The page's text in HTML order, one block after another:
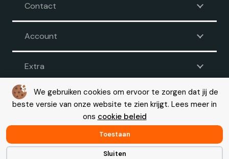
We gebruiken cookies om ervoor te zorgen dat jij de
beste versie van onze website te zien krijgt. Lees meer in
ons cookie beleid
Toestaan
Sluiten
Contact
Account
Extra
Voorwaarden|Disclaimer| Privacy| Cookie beleid
© Copyright 2026 – Vuilniszak.nl |Webdesign by Yooker
with 💙